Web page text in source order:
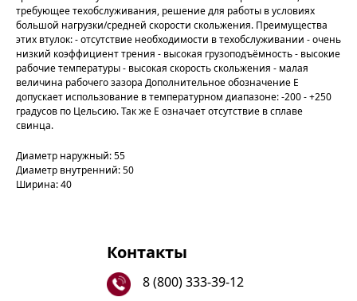
требующее техобслуживания, решение для работы в условиях
большой нагрузки/средней скорости скольжения. Преимущества
этих втулок: - отсутствие необходимости в техобслуживании - очень
низкий коэффициент трения - высокая грузоподъёмность - высокие
рабочие температуры - высокая скорость скольжения - малая
величина рабочего зазора Дополнительное обозначение Е
допускает использование в температурном диапазоне: -200 - +250
градусов по Цельсию. Так же Е означает отсутствие в сплаве
свинца.
Диаметр наружный: 55
Диаметр внутренний: 50
Ширина: 40
Контакты
8 (800) 333-39-12